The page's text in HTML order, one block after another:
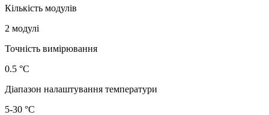
Кількість модулів
2 модулі
Точність вимірювання
0.5 °C
Діапазон налаштування температури
5-30 °C